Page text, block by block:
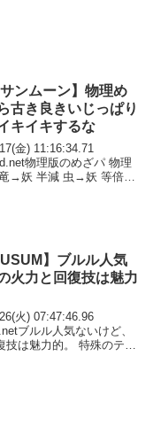
サンムーン】物理め
古き良きいじっぱり
キイキするな
金) 11:16:34.71
物理版のめざパ 物理
→妖 半減 虫→妖 等倍
USUM】ブルル人気
火力と回復技は魅力
火) 07:47:46.96
ブルル人気ないけど、
技は魅力的。 特殊のテテ